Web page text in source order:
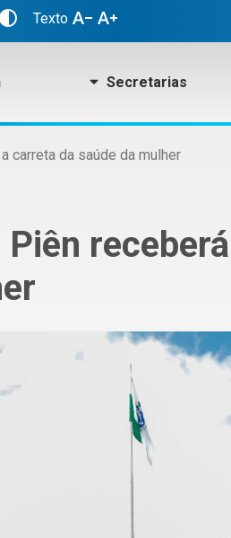
contrast Texto text_decrease text_increase
Secretarias
carreta da saúde da mulher